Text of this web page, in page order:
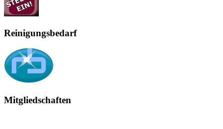
Reinigungsbedarf
Mitgliedschaften